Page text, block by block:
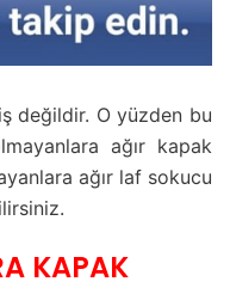
değildir. O yüzden bu
ağır kapak
ağır laf sokucu
KAPAK